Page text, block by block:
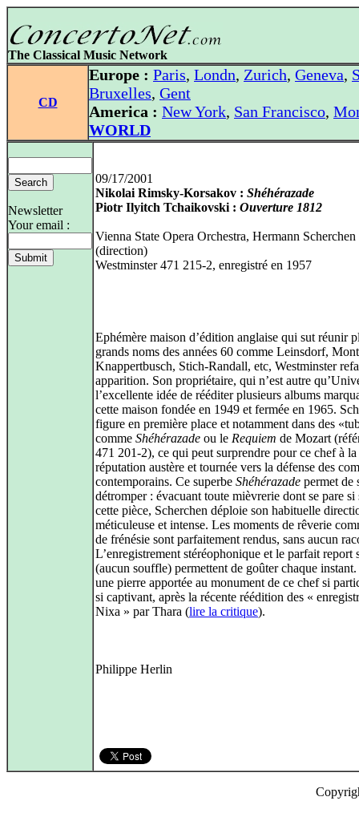
The Classical Music Network
CD
Europe : Paris, Londn, Zurich, Geneva,
Bruxelles, Gent
America : New York, San Francisco,
WORLD
Newsletter
Your email :
09/17/2001
Nikolai Rimsky-Korsakov : Shéhérazade
Piotr Ilyitch Tchaikovski : Ouverture 1812
Vienna State Opera Orchestra, Hermann Scherchen
(direction)
Westminster 471 215-2, enregistré en 1957
Ephémère maison d’édition anglaise qui sut réunir
grands noms des années 60 comme Leinsdorf,
Knappertbusch, Stich-Randall, etc, Westminster
apparition. Son propriétaire, qui n’est autre
l’excellente idée de rééditer plusieurs albums
cette maison fondée en 1949 et fermée en 1965.
figure en première place et notamment dans des
comme Shéhérazade ou le Requiem de Mozart
471 201-2), ce qui peut surprendre pour ce chef à la
réputation austère et tournée vers la défense des
contemporains. Ce superbe Shéhérazade permet de
détromper : évacuant toute mièvrerie dont se pare si
cette pièce, Scherchen déploie son habituelle
méticuleuse et intense. Les moments de rêverie
de frénésie sont parfaitement rendus, sans aucun
L’enregistrement stéréophonique et le parfait report
(aucun souffle) permettent de goûter chaque
une pierre apportée au monument de ce chef si
si captivant, après la récente réédition des «
Nixa » par Thara (lire la critique).
Philippe Herlin